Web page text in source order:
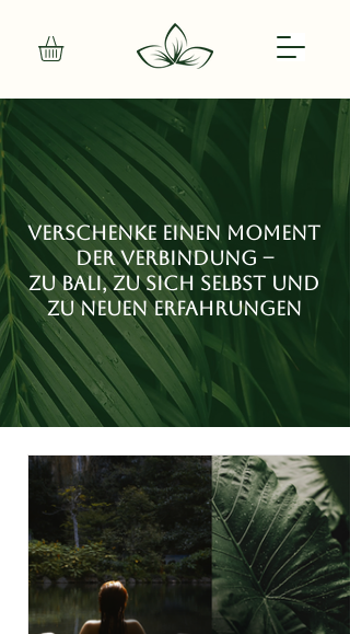
Verschenke einen Moment
der Verbindung –
zu Bali, zu sich selbst und
zu neuen Erfahrungen